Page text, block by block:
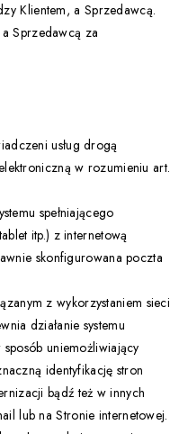
Klientem, a Sprzedawcą.
Sprzedawcą za
usług drogą
w rozumieniu art.
spełniającego
itp.) z internetową
skonfigurowana poczta
z wykorzystaniem sieci
działanie systemu
uniemożliwiający
identyfikację stron
bądź też w innych
lub na Stronie internetowej.